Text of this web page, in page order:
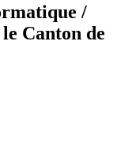
/
Canton de